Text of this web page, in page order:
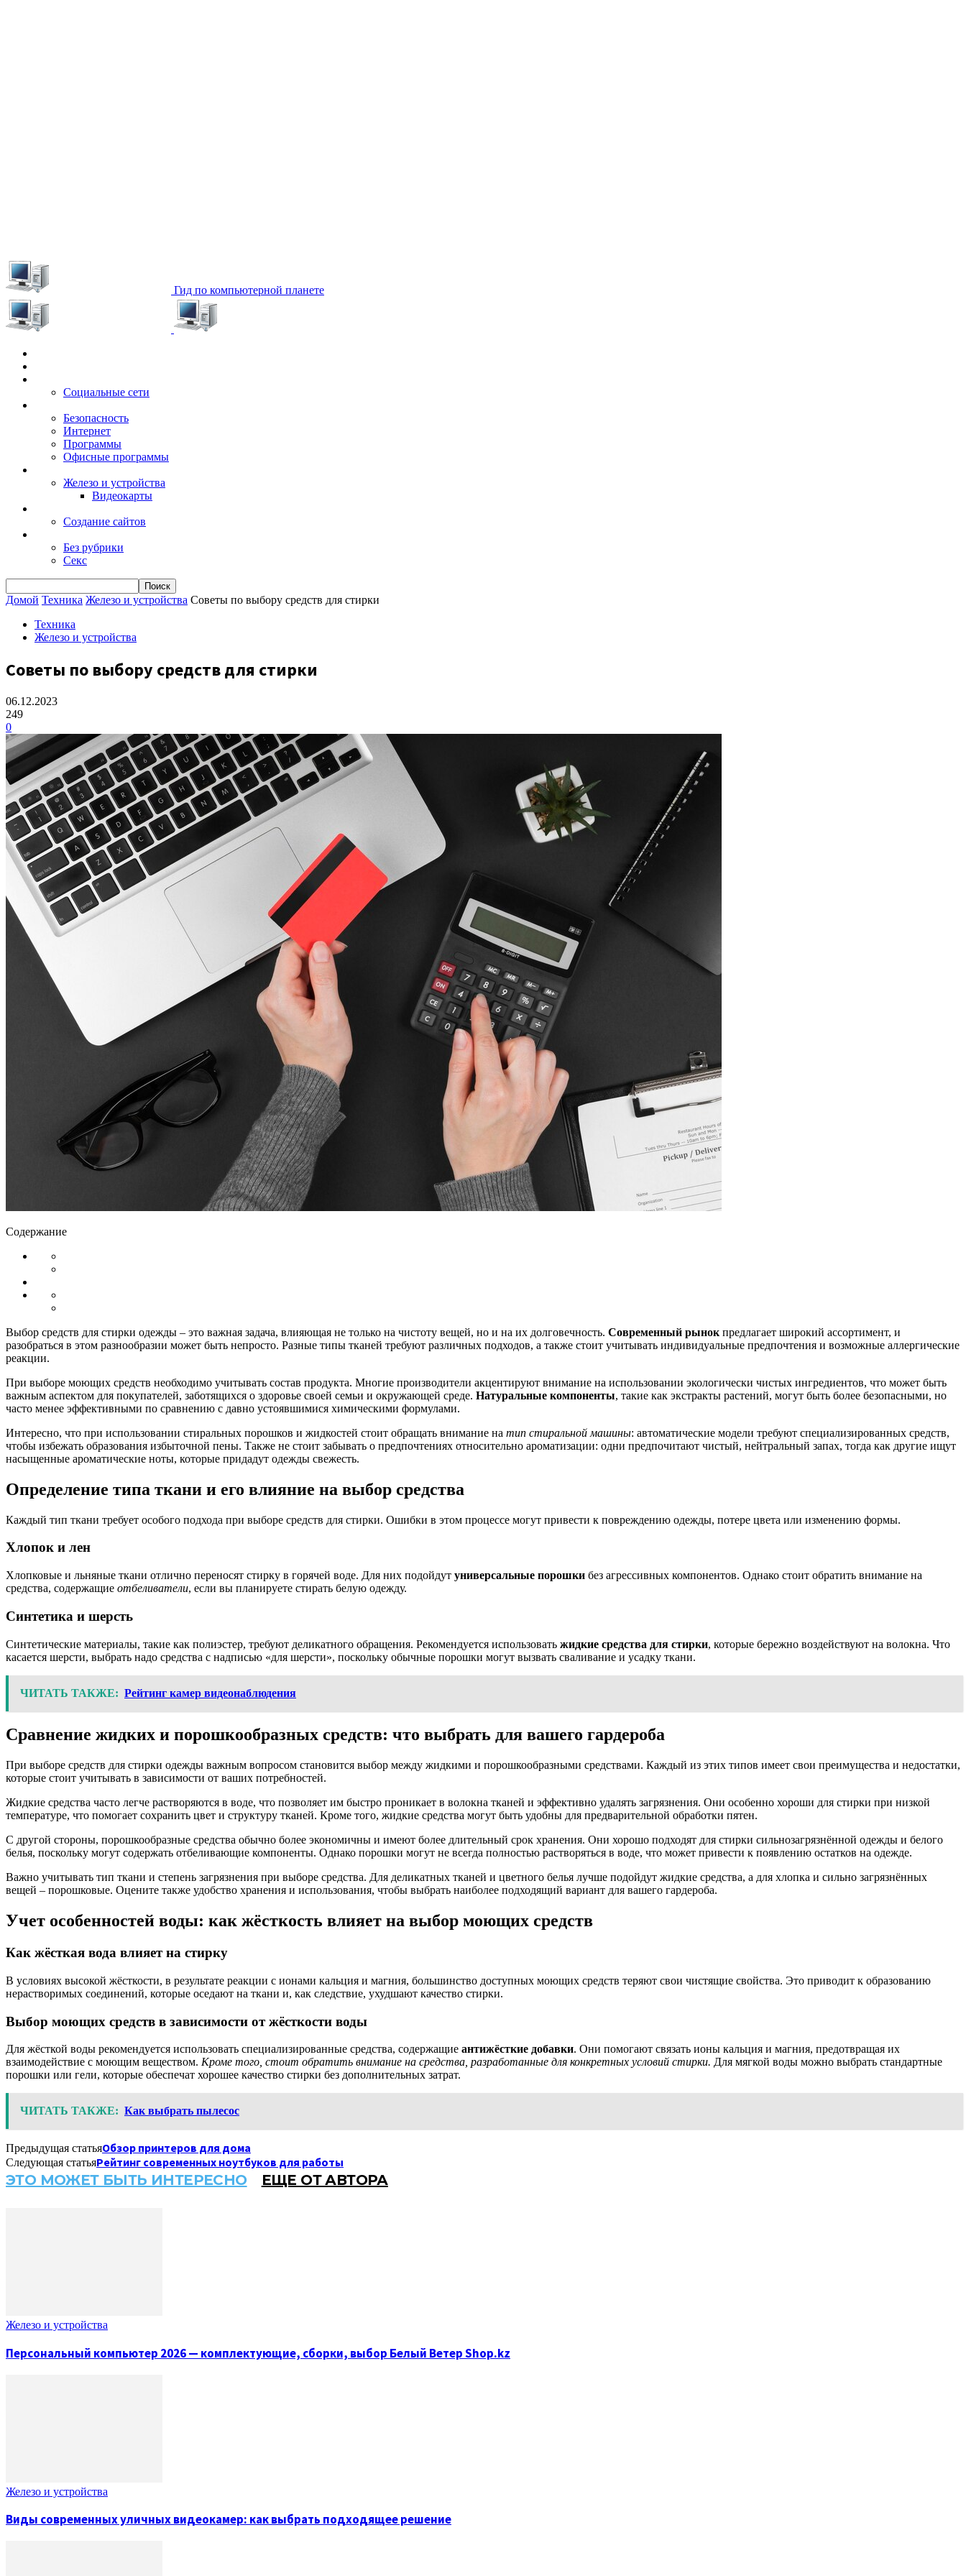
Гид по компьютерной планете
Социальные сети
Безопасность
Интернет
Программы
Офисные программы
Железо и устройства
Видеокарты
Создание сайтов
Без рубрики
Секс
Домой Техника Железо и устройства Советы по выбору средств для стирки
Техника
Железо и устройства
Советы по выбору средств для стирки
06.12.2023
249
0
Содержание
Выбор средств для стирки одежды – это важная задача, влияющая не только на чистоту вещей, но и на их долговечность. Современный рынок предлагает широкий ассортимент, и
разобраться в этом разнообразии может быть непросто. Разные типы тканей требуют различных подходов, а также стоит учитывать индивидуальные предпочтения и возможные аллергические
реакции.
При выборе моющих средств необходимо учитывать состав продукта. Многие производители акцентируют внимание на использовании экологически чистых ингредиентов, что может быть
важным аспектом для покупателей, заботящихся о здоровье своей семьи и окружающей среде. Натуральные компоненты, такие как экстракты растений, могут быть более безопасными, но
часто менее эффективными по сравнению с давно устоявшимися химическими формулами.
Интересно, что при использовании стиральных порошков и жидкостей стоит обращать внимание на тип стиральной машины: автоматические модели требуют специализированных средств,
чтобы избежать образования избыточной пены. Также не стоит забывать о предпочтениях относительно ароматизации: одни предпочитают чистый, нейтральный запах, тогда как другие ищут
насыщенные ароматические ноты, которые придадут одежды свежесть.
Определение типа ткани и его влияние на выбор средства
Каждый тип ткани требует особого подхода при выборе средств для стирки. Ошибки в этом процессе могут привести к повреждению одежды, потере цвета или изменению формы.
Хлопок и лен
Хлопковые и льняные ткани отлично переносят стирку в горячей воде. Для них подойдут универсальные порошки без агрессивных компонентов. Однако стоит обратить внимание на
средства, содержащие отбеливатели, если вы планируете стирать белую одежду.
Синтетика и шерсть
Синтетические материалы, такие как полиэстер, требуют деликатного обращения. Рекомендуется использовать жидкие средства для стирки, которые бережно воздействуют на волокна. Что
касается шерсти, выбрать надо средства с надписью «для шерсти», поскольку обычные порошки могут вызвать сваливание и усадку ткани.
ЧИТАТЬ ТАКЖЕ: Рейтинг камер видеонаблюдения
Сравнение жидких и порошкообразных средств: что выбрать для вашего гардероба
При выборе средств для стирки одежды важным вопросом становится выбор между жидкими и порошкообразными средствами. Каждый из этих типов имеет свои преимущества и недостатки,
которые стоит учитывать в зависимости от ваших потребностей.
Жидкие средства часто легче растворяются в воде, что позволяет им быстро проникает в волокна тканей и эффективно удалять загрязнения. Они особенно хороши для стирки при низкой
температуре, что помогает сохранить цвет и структуру тканей. Кроме того, жидкие средства могут быть удобны для предварительной обработки пятен.
С другой стороны, порошкообразные средства обычно более экономичны и имеют более длительный срок хранения. Они хорошо подходят для стирки сильнозагрязнённой одежды и белого
белья, поскольку могут содержать отбеливающие компоненты. Однако порошки могут не всегда полностью растворяться в воде, что может привести к появлению остатков на одежде.
Важно учитывать тип ткани и степень загрязнения при выборе средства. Для деликатных тканей и цветного белья лучше подойдут жидкие средства, а для хлопка и сильно загрязнённых
вещей – порошковые. Оцените также удобство хранения и использования, чтобы выбрать наиболее подходящий вариант для вашего гардероба.
Учет особенностей воды: как жёсткость влияет на выбор моющих средств
Как жёсткая вода влияет на стирку
В условиях высокой жёсткости, в результате реакции с ионами кальция и магния, большинство доступных моющих средств теряют свои чистящие свойства. Это приводит к образованию
нерастворимых соединений, которые оседают на ткани и, как следствие, ухудшают качество стирки.
Выбор моющих средств в зависимости от жёсткости воды
Для жёсткой воды рекомендуется использовать специализированные средства, содержащие антижёсткие добавки. Они помогают связать ионы кальция и магния, предотвращая их
взаимодействие с моющим веществом. Кроме того, стоит обратить внимание на средства, разработанные для конкретных условий стирки. Для мягкой воды можно выбрать стандартные
порошки или гели, которые обеспечат хорошее качество стирки без дополнительных затрат.
ЧИТАТЬ ТАКЖЕ: Как выбрать пылесос
Предыдущая статьяОбзор принтеров для дома
Следующая статьяРейтинг современных ноутбуков для работы
ЭТО МОЖЕТ БЫТЬ ИНТЕРЕСНО ЕЩЕ ОТ АВТОРА
Железо и устройства
Персональный компьютер 2026 — комплектующие, сборки, выбор Белый Ветер Shop.kz
Железо и устройства
Виды современных уличных видеокамер: как выбрать подходящее решение